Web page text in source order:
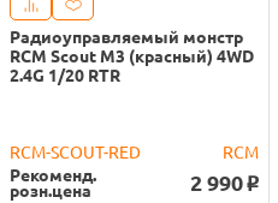
Радиоуправляемый монстр
RCM Scout M3 (красный) 4WD
2.4G 1/20 RTR
RCM-SCOUT-RED
RCM
Рекоменд.
розн.цена 2 990 o